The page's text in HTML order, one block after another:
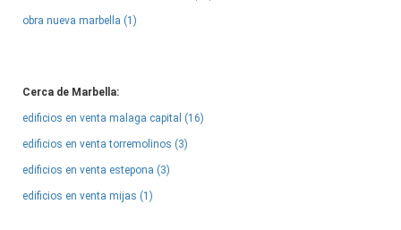
obra nueva marbella (1)
Cerca de Marbella:
edificios en venta malaga capital (16)
edificios en venta torremolinos (3)
edificios en venta estepona (3)
edificios en venta mijas (1)